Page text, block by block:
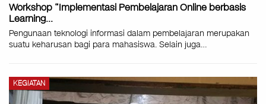
Workshop “Implementasi Pembelajaran Online berbasis
Learning…
Pengunaan teknologi informasi dalam pembelajaran merupakan
suatu keharusan bagi para mahasiswa. Selain juga…
KEGIATAN